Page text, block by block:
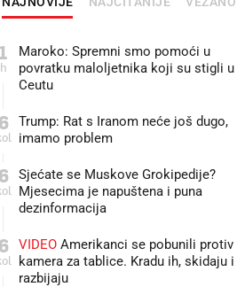
1
h
Maroko: Spremni smo pomoći u
povratku maloljetnika koji su stigli u
Ceutu
6
Trump: Rat s Iranom neće još dugo,
imamo problem
6
Sjećate se Muskove Grokipedije?
Mjesecima je napuštena i puna
dezinformacija
6 VIDEO Amerikanci se pobunili protiv
kamera za tablice. Kradu ih, skidaju i
razbijaju